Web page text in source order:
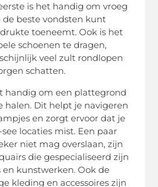
is het handig om vroeg
beste vondsten kunt
toeneemt. Ook is het
schoenen te dragen,
veel zult rondlopen
schatten.
handig om een plattegrond
halen. Dit helpt je navigeren
en zorgt ervoor dat je
locaties mist. Een paar
niet mag overslaan, zijn
die gespecialiseerd zijn
kunstwerken. Ook de
kleding en accessoires zijn